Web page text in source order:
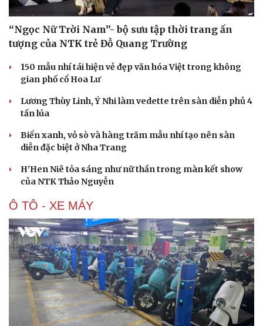
“Ngọc Nữ Trời Nam”- bộ sưu tập thời trang ấn
tượng của NTK trẻ Đỗ Quang Trường
150 mẫu nhí tái hiện vẻ đẹp văn hóa Việt trong không
gian phố cổ Hoa Lư
Lương Thùy Linh, Ý Nhi làm vedette trên sàn diễn phủ 4
tấn lúa
Biển xanh, vỏ sò và hàng trăm mẫu nhí tạo nên sàn
diễn đặc biệt ở Nha Trang
H'Hen Niê tỏa sáng như nữ thần trong màn kết show
của NTK Thảo Nguyễn
Ô TÔ - XE MÁY